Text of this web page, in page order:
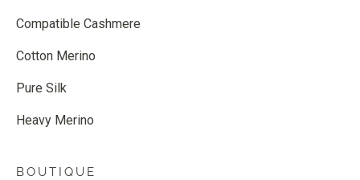
Compatible Cashmere
Cotton Merino
Pure Silk
Heavy Merino
BOUTIQUE